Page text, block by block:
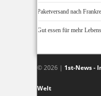
Paketversand nach
Gut essen für mehr
© 2026 | 1st-News -
Welt